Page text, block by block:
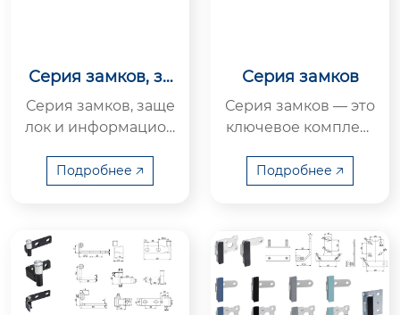
Серия замков, за
щелок и информа
ционных рамок
Серия замков, заще
лок и информацион
ндартизированный
комплект сопутству
Подробнее 🡥
Серия замков
Серия замков — это
ключевое комплект
ения безопасности
различных электри
Подробнее 🡥